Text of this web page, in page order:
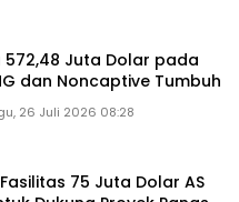
572,48 Juta Dolar pada
dan Noncaptive Tumbuh
26 Juli 2026 08:28
75 Juta Dolar AS